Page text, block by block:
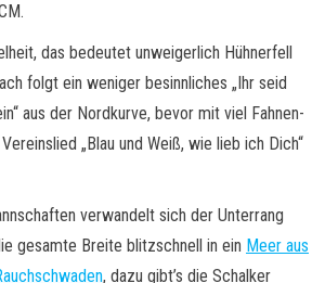
das bedeutet unweigerlich Hühnerfell
folgt ein weniger besinnliches „Ihr seid
aus der Nordkurve, bevor mit viel Fahnen-
„Blau und Weiß, wie lieb ich Dich“
verwandelt sich der Unterrang
gesamte Breite blitzschnell in ein Meer aus
, dazu gibt’s die Schalker